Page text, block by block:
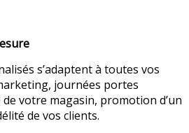
s’adaptent à toutes vos
journées portes
votre magasin, promotion d’un
de vos clients.